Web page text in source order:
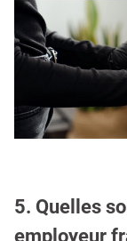
5. Quelles
employeur